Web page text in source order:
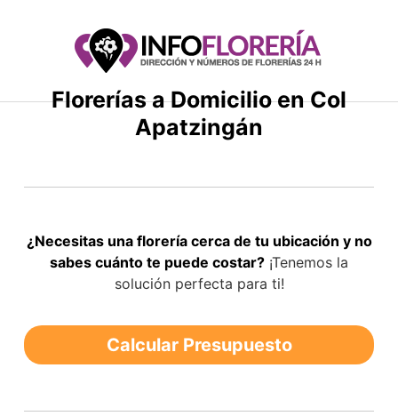
Florerías a Domicilio en Col
Apatzingán
¿Necesitas una florería cerca de tu ubicación y no
sabes cuánto te puede costar? ¡Tenemos la
solución perfecta para ti!
Calcular Presupuesto